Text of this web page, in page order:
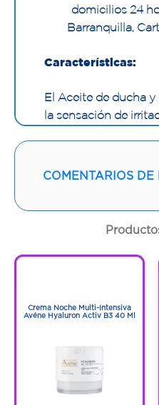
domicilios 24
Barranquilla,
Características:
El Aceite de ducha
la sensación de
sido desarrollada
cutánea y aliviar la
Higiene de las
COMENTARIOS DE
Crema Noche Multi-Intensiva
Avéne Hyaluron Activ B3 40 Ml